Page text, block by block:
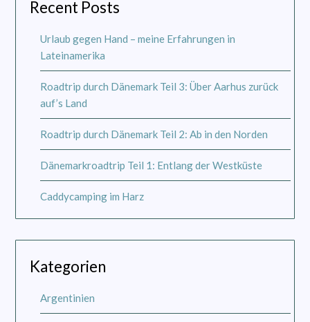
Recent Posts
Urlaub gegen Hand – meine Erfahrungen in
Lateinamerika
Roadtrip durch Dänemark Teil 3: Über Aarhus zurück
auf’s Land
Roadtrip durch Dänemark Teil 2: Ab in den Norden
Dänemarkroadtrip Teil 1: Entlang der Westküste
Caddycamping im Harz
Kategorien
Argentinien